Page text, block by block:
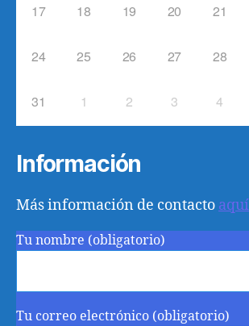
17 18 19 20 21
24 25 26 27 28
31 1 2 3 4
Información
Más información de contacto aquí
Tu nombre (obligatorio)
Tu correo electrónico (obligatorio)